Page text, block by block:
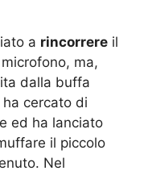
a rincorrere il
ma,
dalla buffa
cercato di
ed ha lanciato
il piccolo
Nel